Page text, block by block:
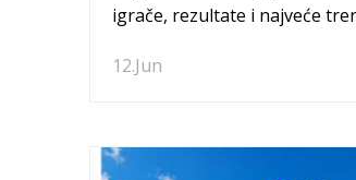
igrače, rezultate i najveće
tebe.
12.Jun